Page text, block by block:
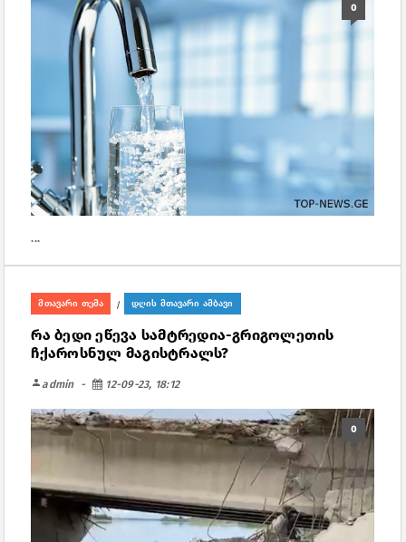
0
...
მთავარი თემა / დღის მთავარი ამბავი
რა ბედი ეწევა სამტრედია-გრიგოლეთის
ჩქაროსნულ მაგისტრალს?
person admin 12-09-23, 18:12
0